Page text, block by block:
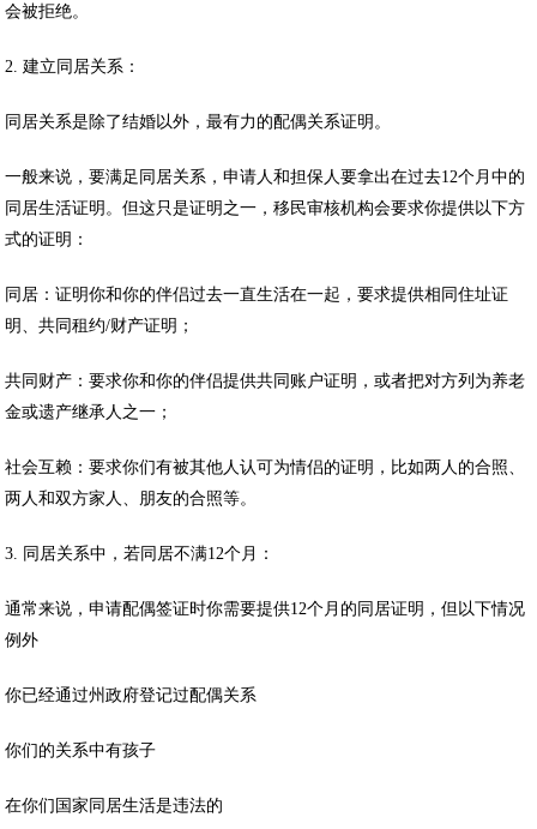
会被拒绝。
2. 建立同居关系：
同居关系是除了结婚以外，最有力的配偶关系证明。
一般来说，要满足同居关系，申请人和担保人要拿出在过去12个月中的
同居生活证明。但这只是证明之一，移民审核机构会要求你提供以下方
式的证明：
同居：证明你和你的伴侣过去一直生活在一起，要求提供相同住址证
明、共同租约/财产证明；
共同财产：要求你和你的伴侣提供共同账户证明，或者把对方列为养老
金或遗产继承人之一；
社会互赖：要求你们有被其他人认可为情侣的证明，比如两人的合照、
两人和双方家人、朋友的合照等。
3. 同居关系中，若同居不满12个月：
通常来说，申请配偶签证时你需要提供12个月的同居证明，但以下情况
例外
你已经通过州政府登记过配偶关系
你们的关系中有孩子
在你们国家同居生活是违法的